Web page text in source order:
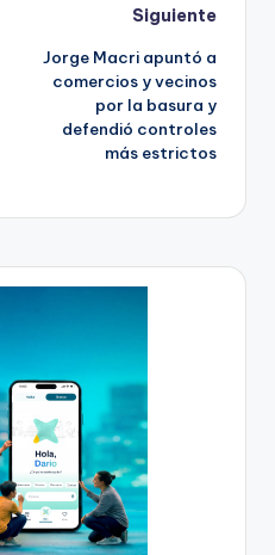
Siguiente
Jorge Macri apuntó a
comercios y vecinos
por la basura y
defendió controles
más estrictos